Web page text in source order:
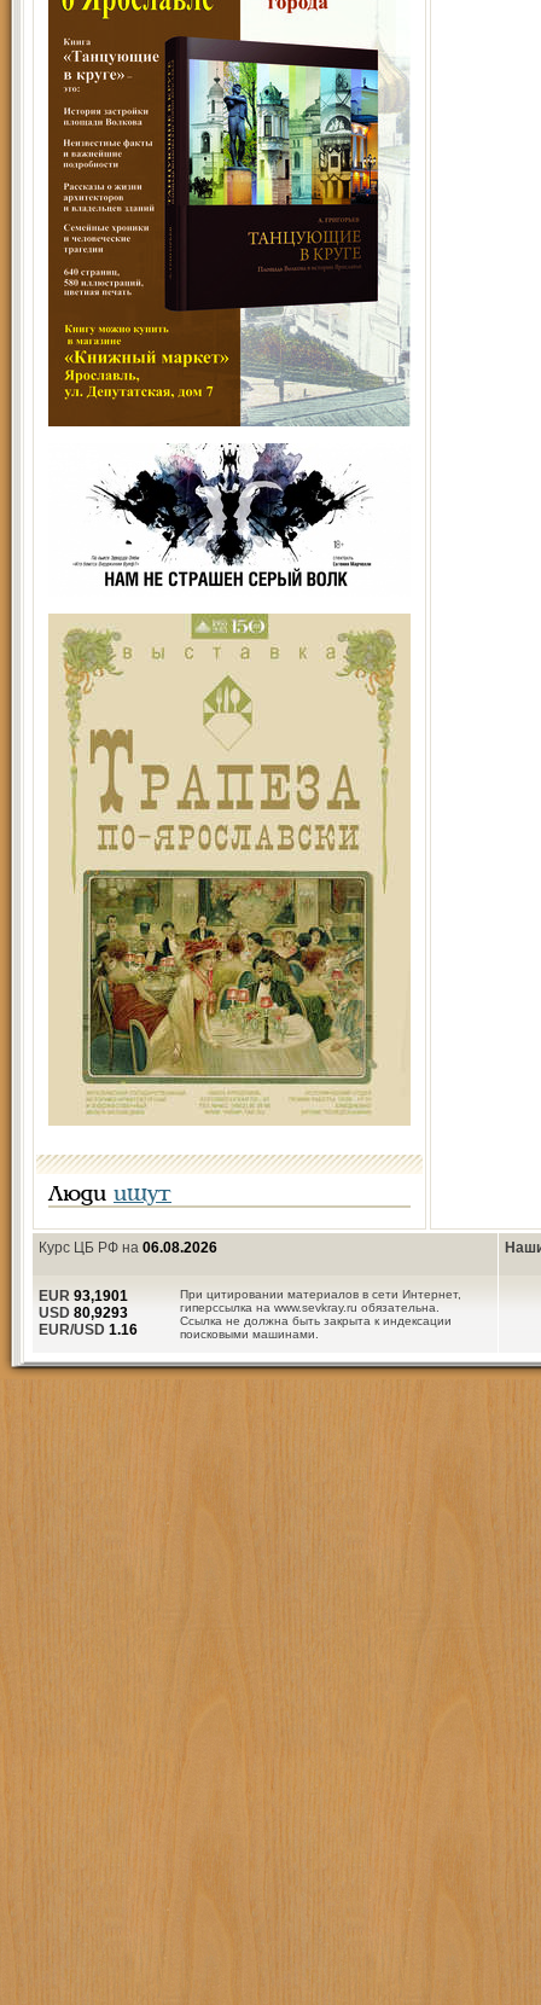
Люди ищут
Курс ЦБ РФ на 06.08.2026
При цитировании материалов в сети Интернет,
гиперссылка на www.sevkray.ru обязательна.
Ссылка не должна быть закрыта к индексации
поисковыми машинами.
EUR 93,1901
USD 80,9293
EUR/USD 1.16